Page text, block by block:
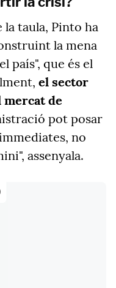
taula, Pinto ha
la mena
país", que és el
el sector
de
pot posar
no
assenyala.